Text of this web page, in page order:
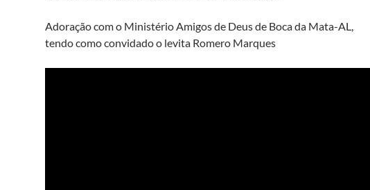
Adoração com o Ministério Amigos de Deus de Boca da Mata-AL,
tendo como convidado o levita Romero Marques